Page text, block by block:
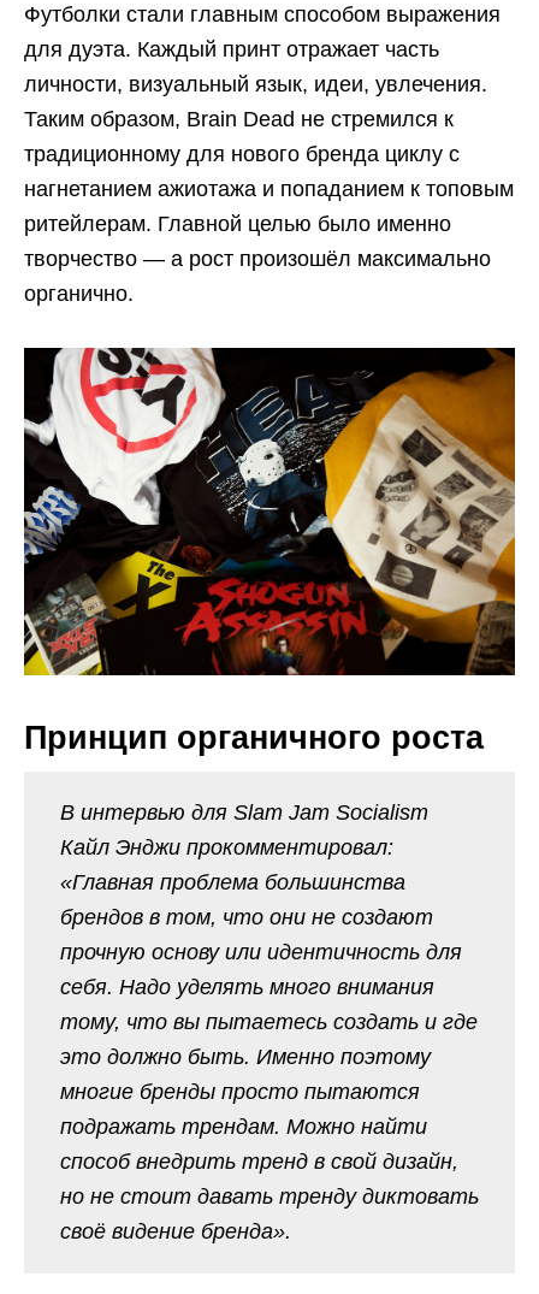
Футболки стали главным способом выражения
для дуэта. Каждый принт отражает часть
личности, визуальный язык, идеи, увлечения.
Таким образом, Brain Dead не стремился к
традиционному для нового бренда циклу с
нагнетанием ажиотажа и попаданием к топовым
ритейлерам. Главной целью было именно
творчество — а рост произошёл максимально
органично.
Принцип органичного роста
В интервью для Slam Jam Socialism
Кайл Энджи прокомментировал:
«Главная проблема большинства
брендов в том, что они не создают
прочную основу или идентичность для
себя. Надо уделять много внимания
тому, что вы пытаетесь создать и где
это должно быть. Именно поэтому
многие бренды просто пытаются
подражать трендам. Можно найти
способ внедрить тренд в свой дизайн,
но не стоит давать тренду диктовать
своё видение бренда».